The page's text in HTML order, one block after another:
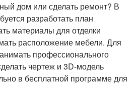
дом или сделать ремонт? В
разработать план
материалы для отделки
расположение мебели. Для
профессионального
чертеж и 3D-модель
в бесплатной программе для